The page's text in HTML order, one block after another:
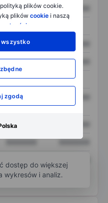
plików cookie.
plików cookiei naszą
wszystko
zgodą
XXXXXXX XXXXXXX
XXXXXXX
XXXXXXX XXXXXXX
XXXXXXX
XXXXXXX
dostęp do większej
wykresów i analiz.